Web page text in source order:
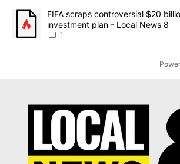
A trending article titled "FIFA scraps
FIFA scraps controversial $20
investment plan - Local News 8
1